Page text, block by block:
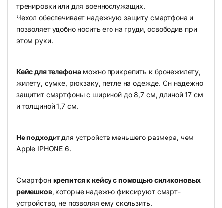
тренировки или для военнослужащих.
Чехол обеспечивает надежную защиту смартфона и
позволяет удобно носить его на груди, освободив при
этом руки.
Кейс для телефонаможно прикрепить к бронежилету,
жилету, сумке, рюкзаку, петле на одежде. Он надежно
защитит смартфоны с шириной до 8,7 см, длиной 17 см
и толщиной 1,7 см.
Не подходитдля устройств меньшего размера, чем
Apple IPHONE 6.
Смартфон крепится к кейсу с помощью силиконовых
ремешков, которые надежно фиксируют смарт-
устройство, не позволяя ему скользить.